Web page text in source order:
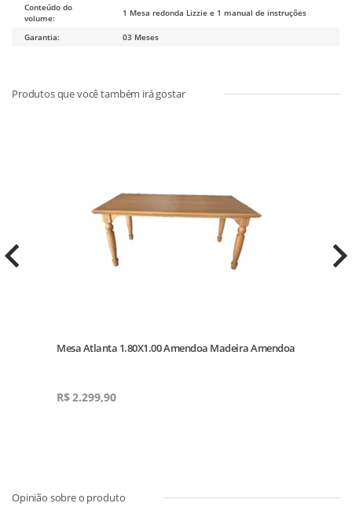
Conteúdo do
volume:
1 Mesa redonda Lizzie e 1 manual de instruções
Garantia: 03 Meses
Mesa Atlanta 1.80X1.00 Amendoa Madeira Amendoa
R$2.299,90